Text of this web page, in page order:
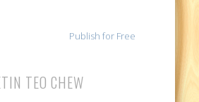
Publish for Free
TEO CHEW